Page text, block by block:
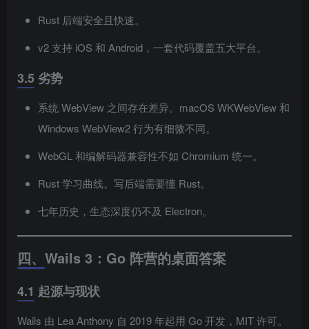
Rust 后端安全且快速。
v2 支持 iOS 和 Android，一套代码覆盖五大平台。
3.5 劣势
系统 WebView 之间存在差异。macOS WKWebView 和
Windows WebView2 行为有细微不同。
WebGL 和编解码器兼容性不如 Chromium 统一。
Rust 学习曲线。写后端需要懂 Rust。
七年历史，生态深度仍不及 Electron。
四、Wails 3：Go 阵营的桌面答案
4.1 起源与现状
Wails 由 Lea Anthony 自 2019 年起用 Go 开发，MIT 许可。